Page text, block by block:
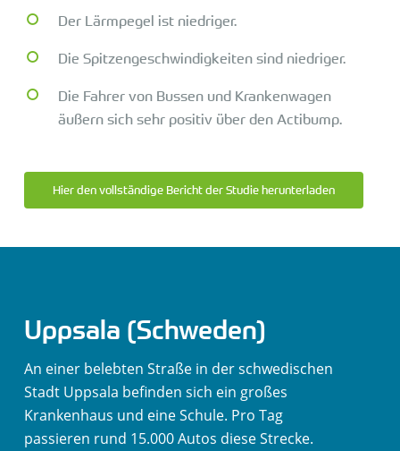
Der Lärmpegel ist niedriger.
Die Spitzengeschwindigkeiten sind niedriger.
Die Fahrer von Bussen und Krankenwagen
äußern sich sehr positiv über den Actibump.
Hier den vollständige Bericht der Studie herunterladen
Uppsala (Schweden)
An einer belebten Straße in der schwedischen
Stadt Uppsala befinden sich ein großes
Krankenhaus und eine Schule. Pro Tag
passieren rund 15.000 Autos diese Strecke.